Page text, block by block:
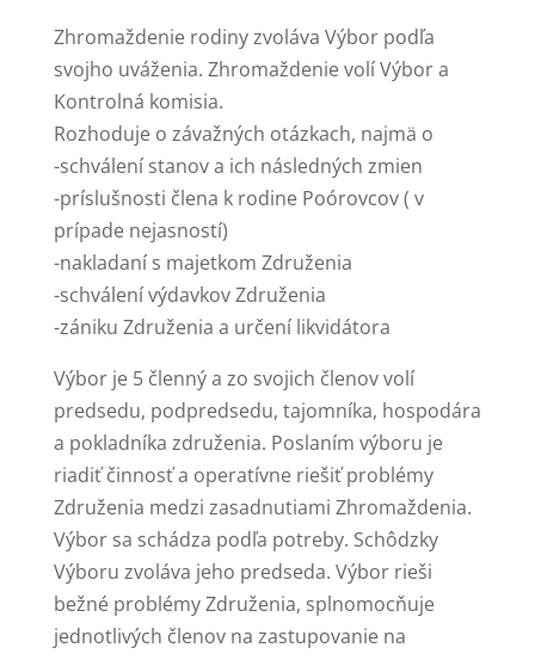
Zhromaždenie rodiny zvoláva Výbor podľa
svojho uváženia. Zhromaždenie volí Výbor a
Kontrolná komisia.
Rozhoduje o závažných otázkach, najmä o
-schválení stanov a ich následných zmien
-príslušnosti člena k rodine Poórovcov ( v
prípade nejasností)
-nakladaní s majetkom Združenia
-schválení výdavkov Združenia
-zániku Združenia a určení likvidátora
Výbor je 5 členný a zo svojich členov volí
predsedu, podpredsedu, tajomníka, hospodára
a pokladníka združenia. Poslaním výboru je
riadiť činnosť a operatívne riešiť problémy
Združenia medzi zasadnutiami Zhromaždenia.
Výbor sa schádza podľa potreby. Schôdzky
Výboru zvoláva jeho predseda. Výbor rieši
bežné problémy Združenia, splnomocňuje
jednotlivých členov na zastupovanie na